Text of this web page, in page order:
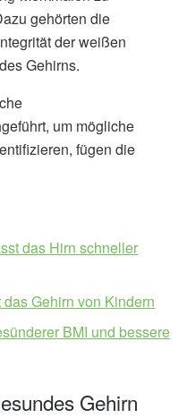
gehörten die
der weißen
Gehirns.
um mögliche
fügen die
das Hirn schneller
Gehirn von Kindern
BMI und bessere
Gehirn